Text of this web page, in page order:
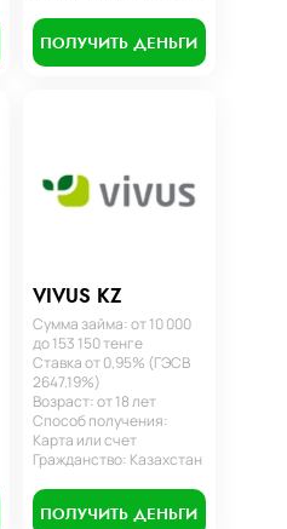
ПОЛУЧИТЬ ДЕНЬГИ
VIVUS KZ
Сумма займа: от 10 000
до 153 150 тенге
Ставка от 0,95% (ГЭСВ
2647.19%)
Возраст: от 18 лет
Способ получения:
Карта или счет
Гражданство: Казахстан
ПОЛУЧИТЬ ДЕНЬГИ